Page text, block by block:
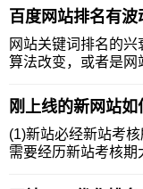
百度网站排名有
网站关键词排名的
算法改变，或者是网
会导致网站的关键词
人控制不了，但有些
下是天水SEO的几
问题。在大
刚上线的新网站
(1)新站必经新站考
需要经历新站考核期